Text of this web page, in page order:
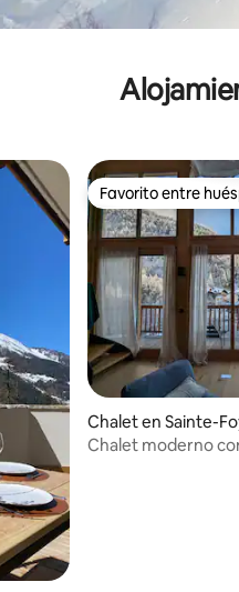
Favorito entre
Favorito entre
Chalet en Sainte-
aise
Chalet moderno